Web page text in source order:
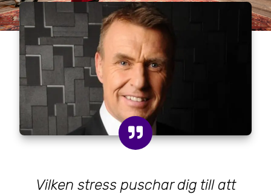
Vilken stress puschar dig till att